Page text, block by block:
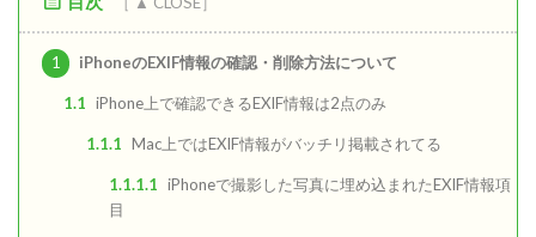
1 iPhoneのEXIF情報の確認・削除方法について
1.1 iPhone上で確認できるEXIF情報は2点のみ
1.1.1 Mac上ではEXIF情報がバッチリ掲載されてる
1.1.1.1 iPhoneで撮影した写真に埋め込まれたEXIF情報項
目